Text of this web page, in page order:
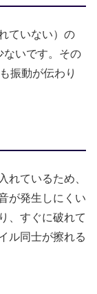
ていない）の
ないです。その
振動が伝わり
れているため、
が発生しにくい
、すぐに破れて
ル同士が擦れる